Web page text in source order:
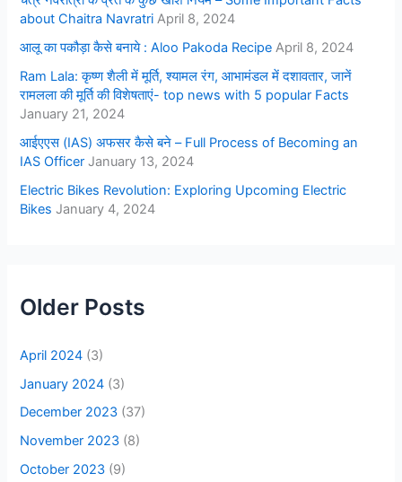
about Chaitra Navratri April 8, 2024
आलू का पकौड़ा कैसे बनाये : Aloo Pakoda Recipe April 8, 2024
Ram Lala: कृष्ण शैली में मूर्ति, श्यामल रंग, आभामंडल में दशावतार, जानें
रामलला की मूर्ति की विशेषताएं- top news with 5 popular Facts
January 21, 2024
आईएएस (IAS) अफसर कैसे बने – Full Process of Becoming an
IAS Officer January 13, 2024
Electric Bikes Revolution: Exploring Upcoming Electric
Bikes January 4, 2024
Older Posts
April 2024 (3)
January 2024 (3)
December 2023 (37)
November 2023 (8)
October 2023 (9)